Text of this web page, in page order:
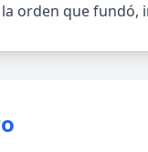
orden que